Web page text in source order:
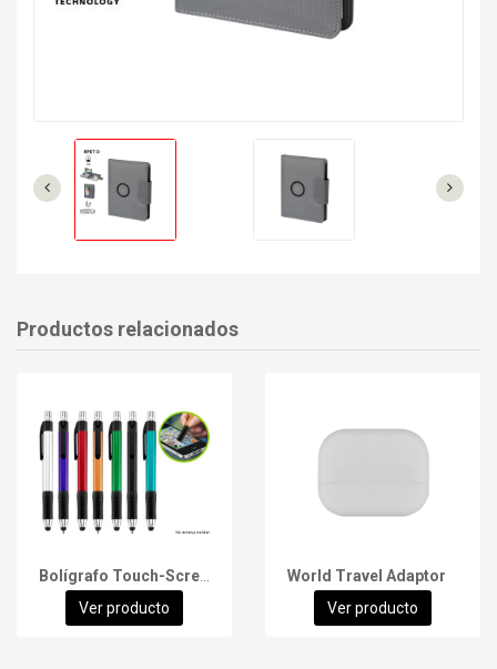
Productos relacionados
Ver producto
World Travel Adaptor
Ver producto